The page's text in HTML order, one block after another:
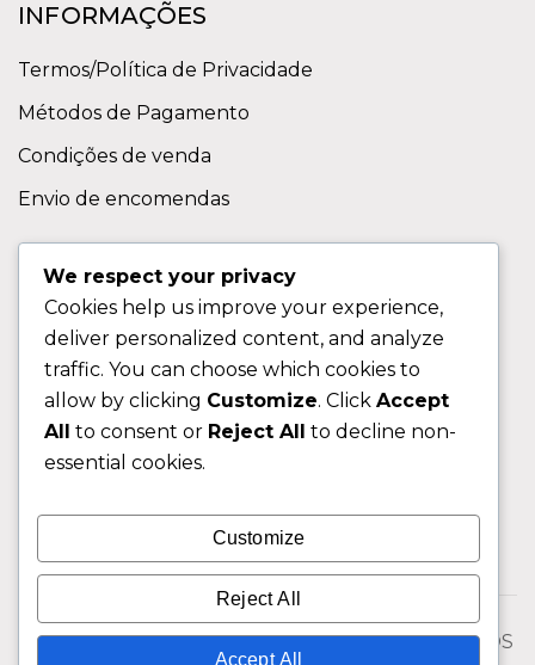
INFORMAÇÕES
Termos/Política de Privacidade
Métodos de Pagamento
Condições de venda
Envio de encomendas
Contactos
Sobre nos
FAQ (Perguntas Frequentes)
CLIENTE
Área do Cliente
Livro de Reclamações
© 2026 Fixngo TODOS OS DIREITOS RESERVADOS
We respect your privacy
Cookies help us improve your experience,
deliver personalized content, and analyze
traffic. You can choose which cookies to
allow by clicking Customize. Click Accept
All to consent or Reject All to decline non-
essential cookies.
Customize
Reject All
Accept All